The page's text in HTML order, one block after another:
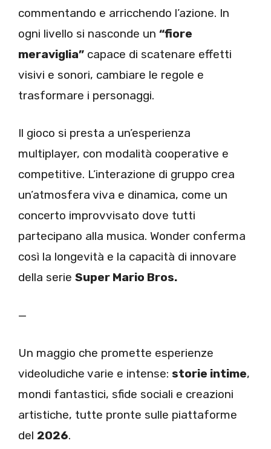
commentando e arricchendo l’azione. In
ogni livello si nasconde un “fiore
meraviglia” capace di scatenare effetti
visivi e sonori, cambiare le regole e
trasformare i personaggi.
Il gioco si presta a un’esperienza
multiplayer, con modalità cooperative e
competitive. L’interazione di gruppo crea
un’atmosfera viva e dinamica, come un
concerto improvvisato dove tutti
partecipano alla musica. Wonder conferma
così la longevità e la capacità di innovare
della serie Super Mario Bros.
—
Un maggio che promette esperienze
videoludiche varie e intense: storie intime,
mondi fantastici, sfide sociali e creazioni
artistiche, tutte pronte sulle piattaforme
del 2026.